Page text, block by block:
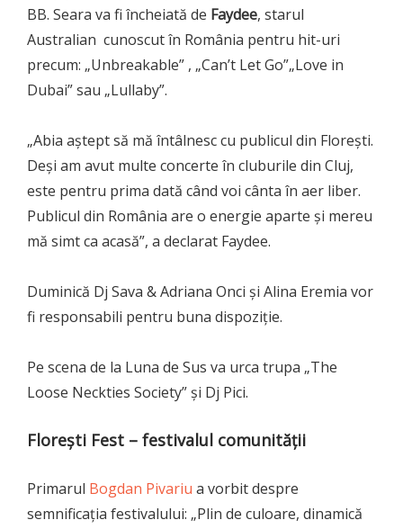
BB. Seara va fi încheiată de Faydee, starul
Australian cunoscut în România pentru hit-uri
precum: „Unbreakable” , „Can’t Let Go”„Love in
Dubai” sau „Lullaby”.
„Abia aștept să mă întâlnesc cu publicul din Florești.
Deși am avut multe concerte în cluburile din Cluj,
este pentru prima dată când voi cânta în aer liber.
Publicul din România are o energie aparte și mereu
mă simt ca acasă”, a declarat Faydee.
Duminică Dj Sava & Adriana Onci și Alina Eremia vor
fi responsabili pentru buna dispoziție.
Pe scena de la Luna de Sus va urca trupa „The
Loose Neckties Society” și Dj Pici.
Florești Fest – festivalul comunității
Primarul Bogdan Pivariu a vorbit despre
semnificația festivalului: „Plin de culoare, dinamică